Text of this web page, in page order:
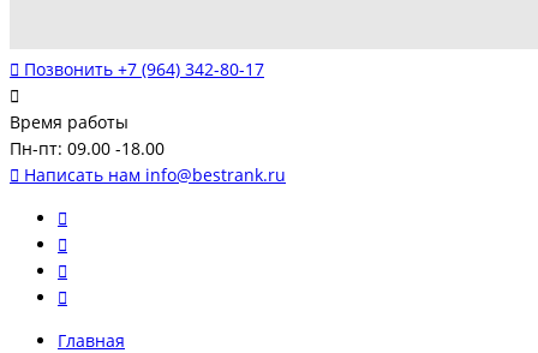
Позвонить +7 (964) 342-80-17
Время работы
Пн-пт: 09.00 -18.00
Написать нам info@bestrank.ru
Главная